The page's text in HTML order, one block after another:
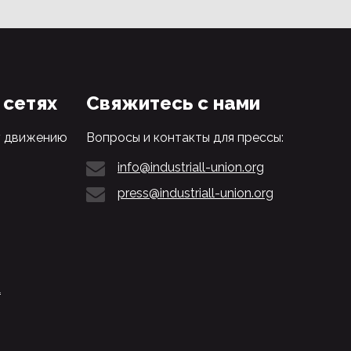
движению
Свяжитесь с нами
Вопросы и контакты для прессы:
info@industriall-union.org
press@industriall-union.org